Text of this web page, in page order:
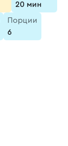
20 мин
Порции
6